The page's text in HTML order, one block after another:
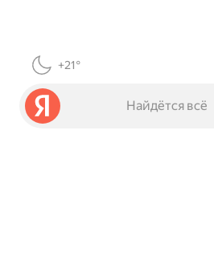
+21°
Найдётся всё